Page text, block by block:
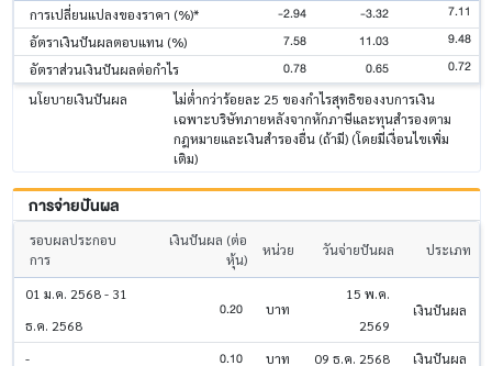
การเปลี่ยนแปลงของราคา (%)*
-2.94 -3.32 7.11
อัตราเงินปันผลตอบแทน (%) 7.58 11.03 9.48
อัตราส่วนเงินปันผลต่อกำไร 0.78 0.65 0.72
นโยบายเงินปันผล
ไม่ต่ำกว่าร้อยละ 25 ของกำไรสุทธิของงบการเงิน
เฉพาะบริษัทภายหลังจากหักภาษีและทุนสำรองตาม
กฎหมายและเงินสำรองอื่น (ถ้ามี) (โดยมีเงื่อนไขเพิ่ม
เติม)
การจ่ายปันผล
รอบผลประกอบ
การ
เงินปันผล (ต่อ
หุ้น)
หน่วย วันจ่ายปันผล ประเภท
01 ม.ค. 2568 - 31
ธ.ค. 2568
0.20 บาท
15 พ.ค.
2569
เงินปันผล
- 0.10 บาท 09 ธ.ค. 2568
เงินปันผล